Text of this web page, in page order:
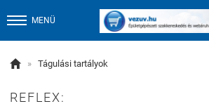
MENÜ
 » Tágulási tartályok
REFLEX: